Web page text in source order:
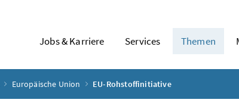
Jobs & Karriere Services Themen
Europäische Union EU-Rohstoffinitiative